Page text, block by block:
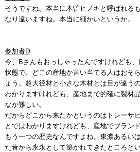
そうですね。本当に木曽ヒノキと呼ばれる
なり違いますね。本当に細かいというか。
参加者D
今、Bさんもおっしゃったんですけれども
状態で、どこの産地か言い当てる人はおそ
ょう。超大径材と小さな木材とは目が違う
わかりますけれども、産地まで的確に製材
なか難しい。
だからどこから来たかというのはトレーサ
とではわかりますけれども、産地でブラン
もう一つの歴史なんですよね。東濃あるい
た昔から永永として築かれてきたところと